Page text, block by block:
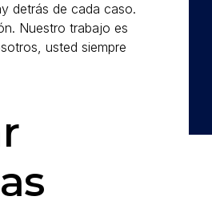
detrás de cada caso.
Nuestro trabajo es
usted siempre